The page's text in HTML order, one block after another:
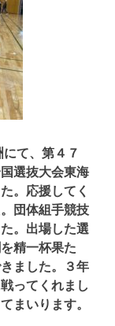
て、第４７
選抜大会東海
。応援してく
団体組手競技
。出場した選
精一杯果た
ました。３年
ってくれまし
まいります。